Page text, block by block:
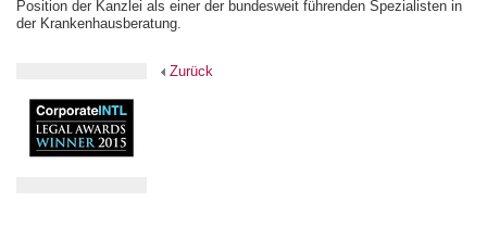
Position der Kanzlei als einer der bundesweit führenden Spezialisten in
der Krankenhausberatung.
Zurück